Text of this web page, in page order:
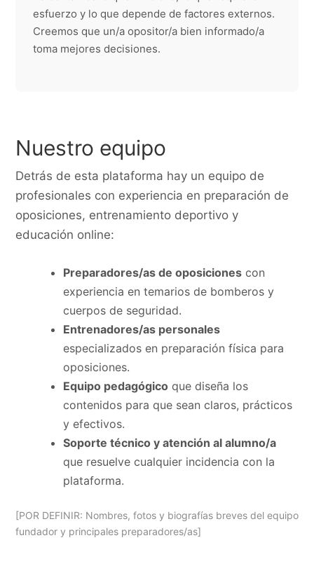
esfuerzo y lo que depende de factores externos.
Creemos que un/a opositor/a bien informado/a
toma mejores decisiones.
Nuestro equipo
Detrás de esta plataforma hay un equipo de
profesionales con experiencia en preparación de
oposiciones, entrenamiento deportivo y
educación online:
Preparadores/as de oposicionescon
experiencia en temarios de bomberos y
cuerpos de seguridad.
Entrenadores/as personales
especializados en preparación física para
oposiciones.
Equipo pedagógicoque diseña los
contenidos para que sean claros, prácticos
y efectivos.
Soporte técnico y atención al alumno/a
que resuelve cualquier incidencia con la
plataforma.
[POR DEFINIR: Nombres, fotos y biografías breves del equipo
fundador y principales preparadores/as]